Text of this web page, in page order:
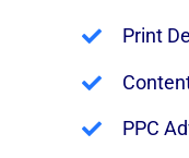
Print
PPC